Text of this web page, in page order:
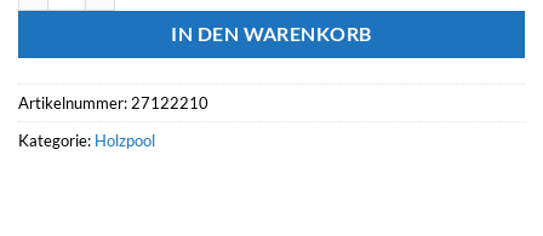
IN DEN WARENKORB
Artikelnummer:27122210
Kategorie: Holzpool